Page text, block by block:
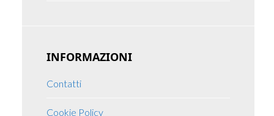
INFORMAZIONI
Contatti
Cookie Policy